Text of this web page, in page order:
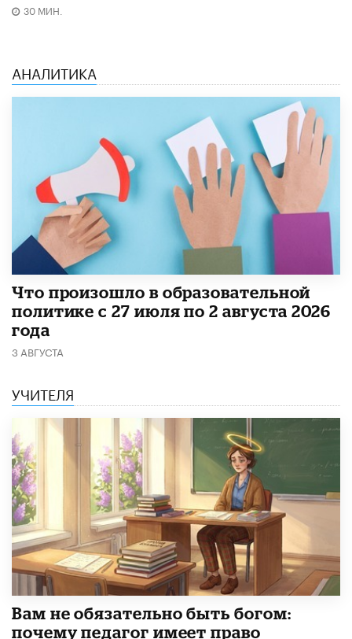
30 МИН.
АНАЛИТИКА
​Что произошло в образовательной
политике с 27 июля по 2 августа 2026
года
3 АВГУСТА
УЧИТЕЛЯ
​Вам не обязательно быть богом:
почему педагог имеет право